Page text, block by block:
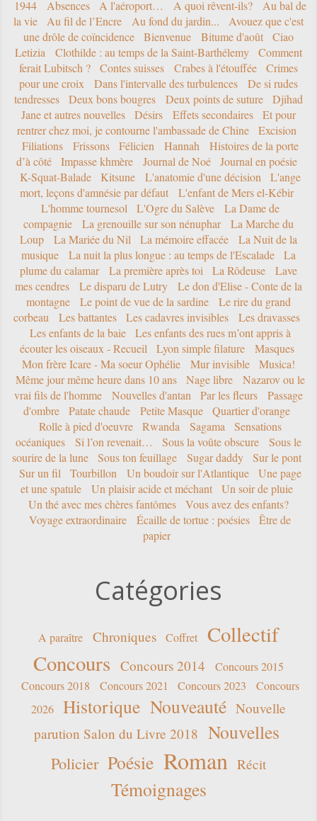
1944 Absences A l'aéroport… A quoi rêvent-ils?
Au bal de
la vie
Au fil de l’Encre Au fond du jardin...
Avouez que c'est
une drôle de coïncidence
Bienvenue Bitume d'août
Ciao
Letizia
Clothilde : au temps de la Saint-Barthélemy
Comment
ferait Lubitsch ?
Contes suisses Crabes à l'étouffée
Crimes
pour une croix
Dans l'intervalle des turbulences
De si rudes
tendresses
Deux bons bougres Deux points de suture
Djihad
Jane et autres nouvelles
Désirs Effets secondaires
Et pour
rentrer chez moi, je contourne l'ambassade de Chine
Excision
Filiations
Frissons Félicien Hannah
Histoires de la porte
d’à côté
Impasse khmère Journal de Noé
Journal en poésie
K-Squat-Balade
Kitsune L'anatomie d'une décision
L'ange
mort, leçons d'amnésie par défaut
L'enfant de Mers el-Kébir
L'homme tournesol
L'Ogre du Salève
La Dame de
compagnie
La grenouille sur son nénuphar
La Marche du
Loup
La Mariée du Nil La mémoire effacée
La Nuit de la
musique
La nuit la plus longue : au temps de l'Escalade
La
plume du calamar
La première après toi La Rôdeuse
Lave
mes cendres
Le disparu de Lutry
Le don d'Elise - Conte de la
montagne
Le point de vue de la sardine
Le rire du grand
corbeau
Les battantes Les cadavres invisibles
Les dravasses
Les enfants de la baie
Les enfants des rues m’ont appris à
écouter les oiseaux - Recueil
Lyon simple filature
Masques
Mon frère Icare - Ma soeur Ophélie
Mur invisible
Musica!
Même jour même heure dans 10 ans
Nage libre
Nazarov ou le
vrai fils de l'homme
Nouvelles d'antan Par les fleurs
Passage
d'ombre
Patate chaude Petite Masque
Quartier d'orange
Rolle à pied d'oeuvre
Rwanda Sagama
Sensations
océaniques
Si l’on revenait… Sous la voûte obscure
Sous le
sourire de la lune
Sous ton feuillage Sugar daddy
Sur le pont
Sur un fil
Tourbillon Un boudoir sur l'Atlantique
Une page
et une spatule
Un plaisir acide et méchant
Un soir de pluie
Un thé avec mes chères fantômes
Vous avez des enfants?
Voyage extraordinaire
Écaille de tortue : poésies
Être de
papier
Catégories
A paraître Chroniques Coffret
Collectif
Concours Concours 2014
Concours 2015
Concours 2018
Concours 2021 Concours 2023
Concours
2026
Historique Nouveauté Nouvelle
parution Salon du Livre 2018 Nouvelles
Policier Poésie Roman Récit
Témoignages